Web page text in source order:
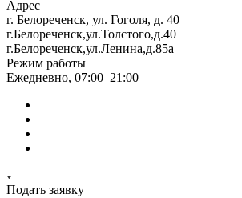
Адрес
г. Белореченск, ул. Гоголя, д. 40
г.Белореченск,ул.Толстого,д.40
г.Белореченск,ул.Ленина,д.85а
Режим работы
Ежедневно, 07:00–21:00
Подать заявку